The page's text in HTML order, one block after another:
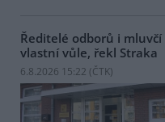
Ředitelé odborů i mluvčí
vlastní vůle, řekl Straka
6.8.2026 15:22 (ČTK)